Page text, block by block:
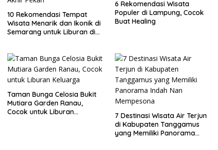
10 Rekomendasi Tempat
Wisata Menarik dan Ikonik di
Semarang untuk Liburan di
6 Rekomendasi Wisata
Populer di Lampung, Cocok
Buat Healing
Taman Bunga Celosia Bukit
Mutiara Garden Ranau,
Cocok untuk Liburan
7 Destinasi Wisata Air Terjun
di Kabupaten Tanggamus
yang Memiliki Panorama